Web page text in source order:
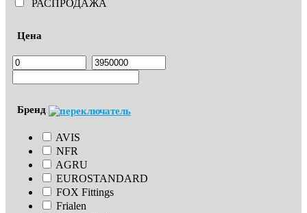
РАСПРОДАЖА
Цена
Бренд
AVIS
NFR
AGRU
EUROSTANDARD
FOX Fittings
Frialen